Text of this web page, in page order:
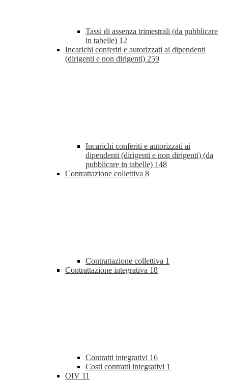
Tassi di assenza trimestrali (da pubblicare
in tabelle) 12
Incarichi conferiti e autorizzati ai dipendenti
(dirigenti e non dirigenti) 259
Incarichi conferiti e autorizzati ai
dipendenti (dirigenti e non dirigenti) (da
pubblicare in tabelle) 148
Contrattazione collettiva 8
Contrattazione collettiva 1
Contrattazione integrativa 18
Contratti integrativi 16
Costi contratti integrativi 1
OIV 11